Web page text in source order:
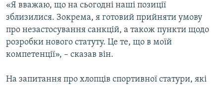
«Я вважаю, що на сьогодні наші позиції
зблизилися. Зокрема, я готовий прийняти умову
про незастосування санкцій, а також пункти щодо
розробки нового статуту. Це те, що в моїй
компетенції», – сказав він.
На запитання про хлопців спортивної статури, які